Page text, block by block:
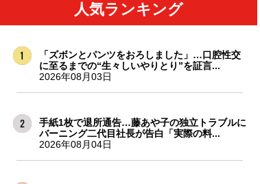
人気ランキング
「ズボンとパンツをおろしました」…口腔性交
に至るまでの“生々しいやりとり”を証言...
2026年08月03日
手紙1枚で退所通告…藤あや子の独立トラブルに
バーニング二代目社長が告白「実際の料...
2026年08月04日